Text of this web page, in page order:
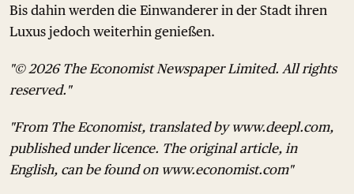
Bis dahin werden die Einwanderer in der Stadt ihren
Luxus jedoch weiterhin genießen.
"© 2026 The Economist Newspaper Limited. All rights
reserved."
"From The Economist, translated by www.deepl.com,
published under licence. The original article, in
English, can be found on www.economist.com"